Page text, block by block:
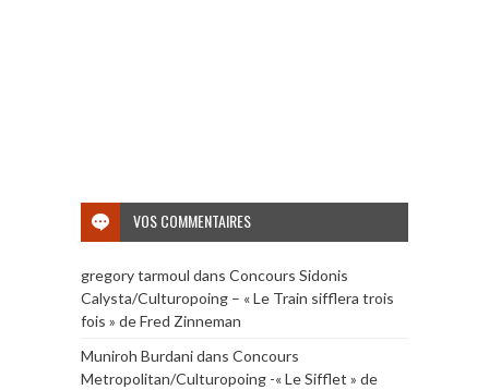
VOS COMMENTAIRES
gregory tarmoul dans Concours Sidonis
Calysta/Culturopoing – « Le Train sifflera trois
fois » de Fred Zinneman
Muniroh Burdanidans Concours
Metropolitan/Culturopoing -« Le Sifflet » de